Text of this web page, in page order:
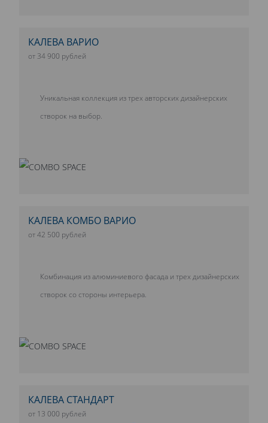
КАЛЕВА ВАРИО
от 34 900 рублей
Уникальная коллекция из трех авторских дизайнерских
створок на выбор.
КАЛЕВА КОМБО ВАРИО
от 42 500 рублей
Комбинация из алюминиевого фасада и трех дизайнерских
створок со стороны интерьера.
КАЛЕВА СТАНДАРТ
от 13 000 рублей